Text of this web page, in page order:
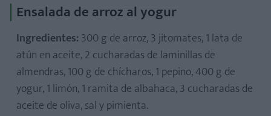
Ensalada de arroz al yogur
Ingredientes: 300 g de arroz, 3 jitomates, 1 lata de
atún en aceite, 2 cucharadas de laminillas de
almendras, 100 g de chícharos, 1 pepino, 400 g de
yogur, 1 limón, 1 ramita de albahaca, 3 cucharadas de
aceite de oliva, sal y pimienta.